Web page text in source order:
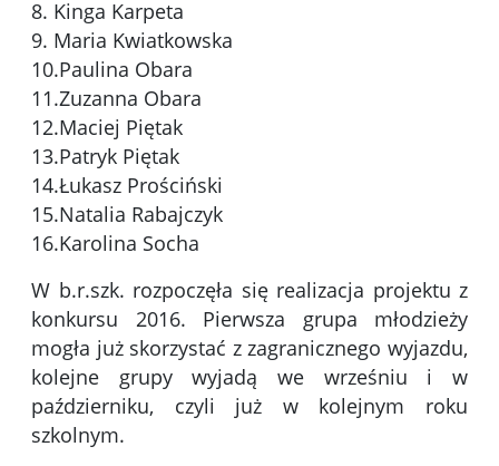
8. Kinga Karpeta
9. Maria Kwiatkowska
10.Paulina Obara
11.Zuzanna Obara
12.Maciej Piętak
13.Patryk Piętak
14.Łukasz Prościński
15.Natalia Rabajczyk
16.Karolina Socha
W b.r.szk. rozpoczęła się realizacja projektu z
konkursu 2016. Pierwsza grupa młodzieży
mogła już skorzystać z zagranicznego wyjazdu,
kolejne grupy wyjadą we wrześniu i w
październiku, czyli już w kolejnym roku
szkolnym.